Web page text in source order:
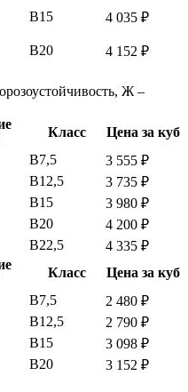
В15
4 035 ₽
В20
4 152 ₽
Ж –
Класс
Цена за куб
В7,5
3 555 ₽
В12,5
3 735 ₽
В15
3 980 ₽
В20
4 200 ₽
В22,5
4 335 ₽
Класс
Цена за куб
В7,5
2 480 ₽
В12,5
2 790 ₽
В15
3 098 ₽
В20 3 152 ₽